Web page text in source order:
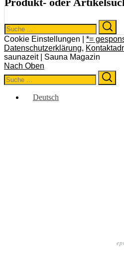
Search
for:
Cookie Einstellungen | *=
Datenschutzerklärung,
saunazeit | Sauna Magazin
Nach Oben
Search
for:
Deutsch